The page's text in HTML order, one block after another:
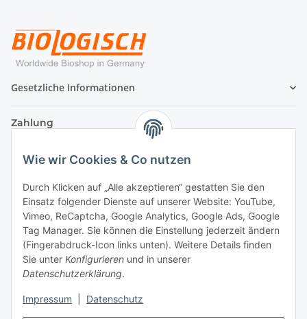
Wie wir Cookies & Co nutzen
Durch Klicken auf „Alle akzeptieren“ gestatten Sie den
Einsatz folgender Dienste auf unserer Website: YouTube,
Vimeo, ReCaptcha, Google Analytics, Google Ads, Google
Tag Manager. Sie können die Einstellung jederzeit ändern
(Fingerabdruck-Icon links unten). Weitere Details finden
Sie unter Konfigurieren und in unserer
Datenschutzerklärung.
Impressum Datenschutz
Gesetzliche Informationen
Zahlung
Versand